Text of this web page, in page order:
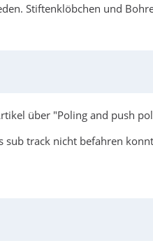
Stiftenklöbchen und
über "Poling and push
sub track nicht befahren